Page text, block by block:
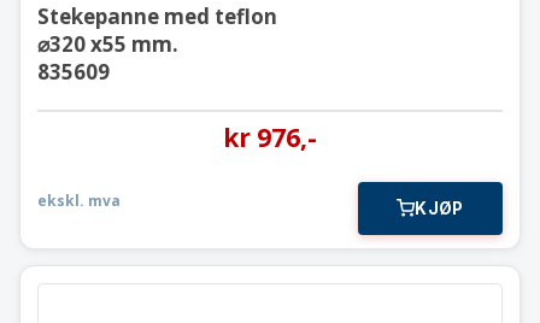
Stekepanne med teflon
⌀320 x55 mm.
835609
kr 976,-
ekskl. mva KJØP